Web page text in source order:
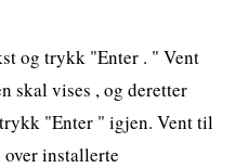
og trykk "Enter . " Vent
skal vises , og deretter
"Enter " igjen. Vent til
installerte